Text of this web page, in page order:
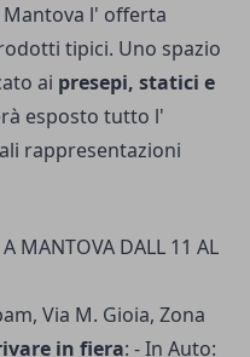
Mantova l' offerta
tipici. Uno spazio
ai presepi, statici e
esposto tutto l'
rappresentazioni
MANTOVA DALL 11 AL
Via M. Gioia, Zona
in fiera: - In Auto: